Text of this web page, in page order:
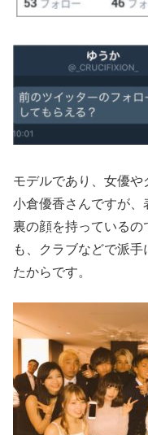
モデルであり、女優
小倉優香さんですが
裏の顔を持っている
も、クラブなどで派
たからです。